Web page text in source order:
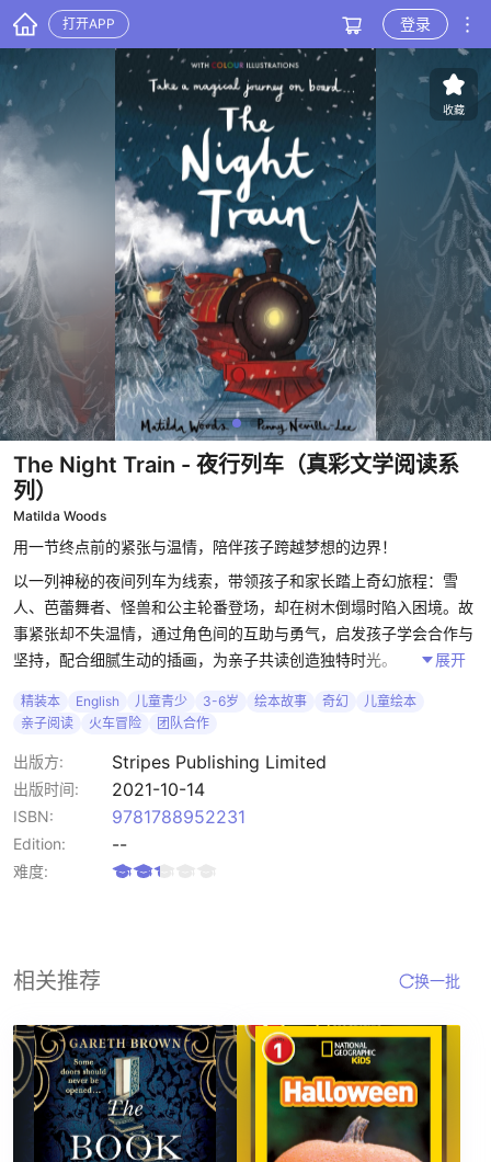
打开APP 登录
收藏
The Night Train - 夜行列车（真彩文学阅读系
列）
Matilda Woods
用一节终点前的紧张与温情，陪伴孩子跨越梦想的边界！
以一列神秘的夜间列车为线索，带领孩子和家长踏上奇幻旅程：雪
人、芭蕾舞者、怪兽和公主轮番登场，却在树木倒塌时陷入困境。故
事紧张却不失温情，通过角色间的互助与勇气，启发孩子学会合作与
坚持，配合细腻生动的插画，为亲子共读创造独特时光。
以火车旅行为框架为主题，带领孩子进入不同角色的奇幻冒险，贴近
孩子的好奇心，帮助他们理解团队合作与解决问题，激发孩子的想象
力与创造力，通过丰富角色引导情感表达培养孩子的阅读兴趣、想象
力和情感共鸣。
好奇心，也让家长愿意反复阅读。
展开
精装本 English 儿童青少 3-6岁 绘本故事 奇幻
儿童绘本
亲子阅读
火车冒险 团队合作
出版方: Stripes Publishing Limited
出版时间: 2021-10-14
ISBN: 9781788952231
Edition: --
难度:
相关推荐 换一批